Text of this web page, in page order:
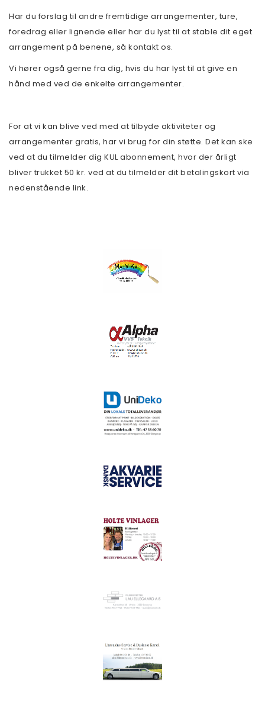
Har du forslag til andre fremtidige arrangementer, ture,
foredrag eller lignende eller har du lyst til at stable dit eget
arrangement på benene, så kontakt os.
Vi hører også gerne fra dig, hvis du har lyst til at give en
hånd med ved de enkelte arrangementer.
For at vi kan blive ved med at tilbyde aktiviteter og
arrangementer gratis, har vi brug for din støtte. Det kan ske
ved at du tilmelder dig KUL abonnement, hvor der årligt
bliver trukket 50 kr. ved at du tilmelder dit betalingskort via
nedenstående link.